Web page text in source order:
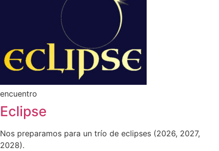
encuentro
Eclipse
Nos preparamos para un trío de eclipses (2026, 2027,
2028).